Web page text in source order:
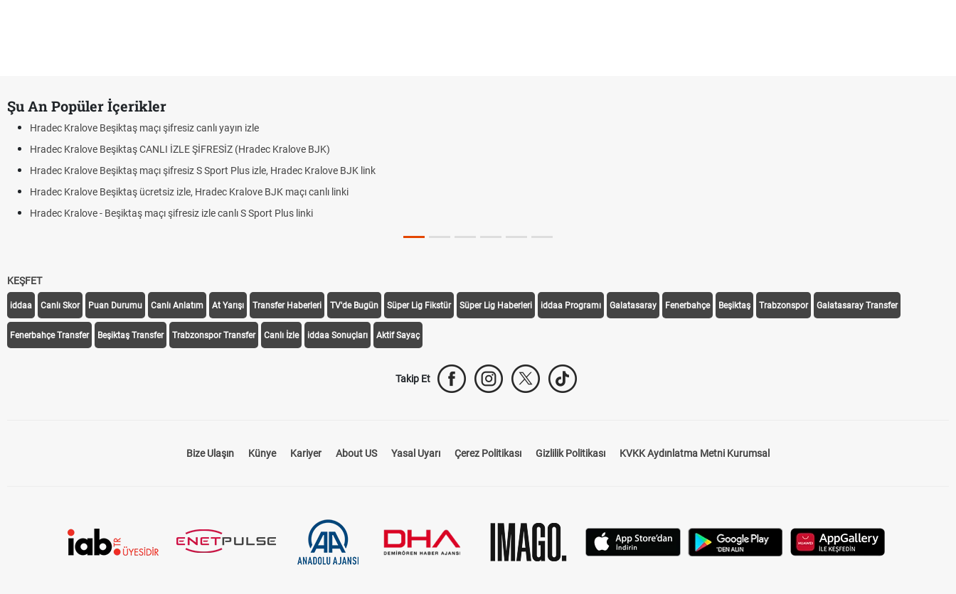
Şu An Popüler İçerikler
Hradec Kralove Beşiktaş maçı şifresiz canlı yayın izle
Hradec Kralove Beşiktaş CANLI İZLE ŞİFRESİZ (Hradec Kralove BJK)
Hradec Kralove Beşiktaş maçı şifresiz S Sport Plus izle, Hradec Kralove BJK link
Hradec Kralove Beşiktaş ücretsiz izle, Hradec Kralove BJK maçı canlı linki
Hradec Kralove - Beşiktaş maçı şifresiz izle canlı S Sport Plus linki
KEŞFET
iddaa Canlı Skor Puan Durumu Canlı Anlatım At Yarışı Transfer Haberleri TV'de Bugün Süper Lig Fikstür Süper Lig Haberleri iddaa Programı Galatasaray Fenerbahçe Beşiktaş Trabzonspor Galatasaray Transfer
Fenerbahçe Transfer Beşiktaş Transfer Trabzonspor Transfer Canlı İzle iddaa Sonuçları Aktif Sayaç
Takip Et
Bize Ulaşın Künye Kariyer About US Yasal Uyarı Çerez Politikası Gizlilik Politikası KVKK Aydınlatma Metni Kurumsal